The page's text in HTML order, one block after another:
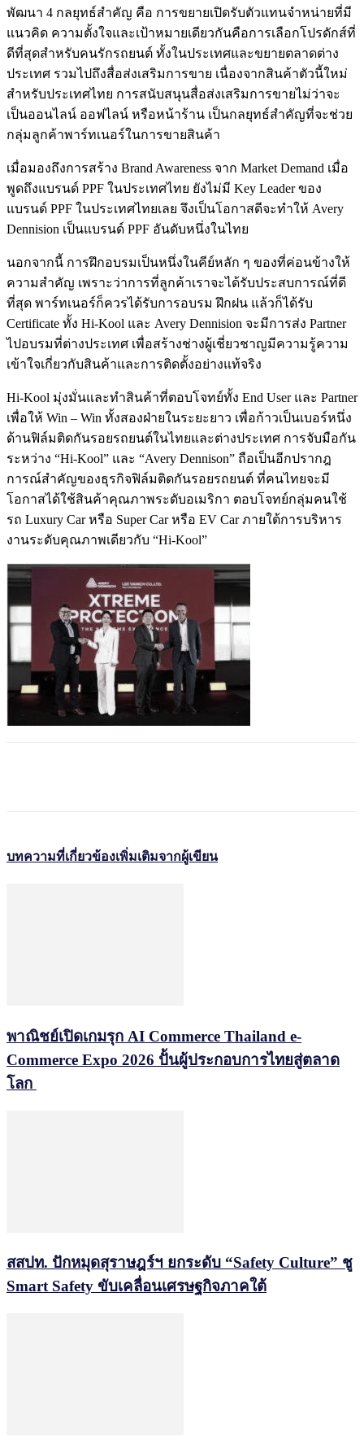
พัฒนา 4 กลยุทธ์สำคัญ คือ การขยายเปิดรับตัวแทนจำหน่ายที่มี
แนวคิด ความตั้งใจและเป้าหมายเดียวกันคือการเลือกโปรดักส์ที่
ดีที่สุดสำหรับคนรักรถยนต์ ทั้งในประเทศและขยายตลาดต่าง
ประเทศ รวมไปถึงสื่อส่งเสริมการขาย เนื่องจากสินค้าตัวนี้ใหม่
สำหรับประเทศไทย การสนับสนุนสื่อส่งเสริมการขายไม่ว่าจะ
เป็นออนไลน์ ออฟไลน์ หรือหน้าร้าน เป็นกลยุทธ์สำคัญที่จะช่วย
กลุ่มลูกค้าพาร์ทเนอร์ในการขายสินค้า
เมื่อมองถึงการสร้าง Brand Awareness จาก Market Demand เมื่อ
พูดถึงแบรนด์ PPF ในประเทศไทย ยังไม่มี Key Leader ของ
แบรนด์ PPF ในประเทศไทยเลย จึงเป็นโอกาสดีจะทำให้ Avery
Dennision เป็นแบรนด์ PPF อันดับหนึ่งในไทย
นอกจากนี้ การฝึกอบรมเป็นหนึ่งในคีย์หลัก ๆ ของที่ค่อนข้างให้
ความสำคัญ เพราะว่าการที่ลูกค้าเราจะได้รับประสบการณ์ที่ดี
ที่สุด พาร์ทเนอร์ก็ควรได้รับการอบรม ฝึกฝน แล้วก็ได้รับ
Certificate ทั้ง Hi-Kool และ Avery Dennision จะมีการส่ง Partner
ไปอบรมที่ต่างประเทศ เพื่อสร้างช่างผู้เชี่ยวชาญมีความรู้ความ
เข้าใจเกี่ยวกับสินค้าและการติดตั้งอย่างแท้จริง
Hi-Kool มุ่งมั่นและทำสินค้าที่ตอบโจทย์ทั้ง End User และ Partner
เพื่อให้ Win – Win ทั้งสองฝ่ายในระยะยาว เพื่อก้าวเป็นเบอร์หนึ่ง
ด้านฟิล์มติดกันรอยรถยนต์ในไทยและต่างประเทศ การจับมือกัน
ระหว่าง “Hi-Kool” และ “Avery Dennison” ถือเป็นอีกปรากฎ
การณ์สำคัญของธุรกิจฟิล์มติดกันรอยรถยนต์ ที่คนไทยจะมี
โอกาสได้ใช้สินค้าคุณภาพระดับอเมริกา ตอบโจทย์กลุ่มคนใช้
รถ Luxury Car หรือ Super Car หรือ EV Car ภายใต้การบริหาร
งานระดับคุณภาพเดียวกับ “Hi-Kool”
บทความที่เกี่ยวข้องเพิ่มเติมจากผู้เขียน
พาณิชย์เปิดเกมรุก AI Commerce Thailand e-
Commerce Expo 2026 ปั้นผู้ประกอบการไทยสู่ตลาด
โลก
สสปท. ปักหมุดสุราษฎร์ฯ ยกระดับ “Safety Culture” ชู
Smart Safety ขับเคลื่อนเศรษฐกิจภาคใต้